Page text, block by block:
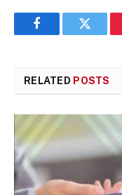
FacebookTwitter
RELATED POSTS